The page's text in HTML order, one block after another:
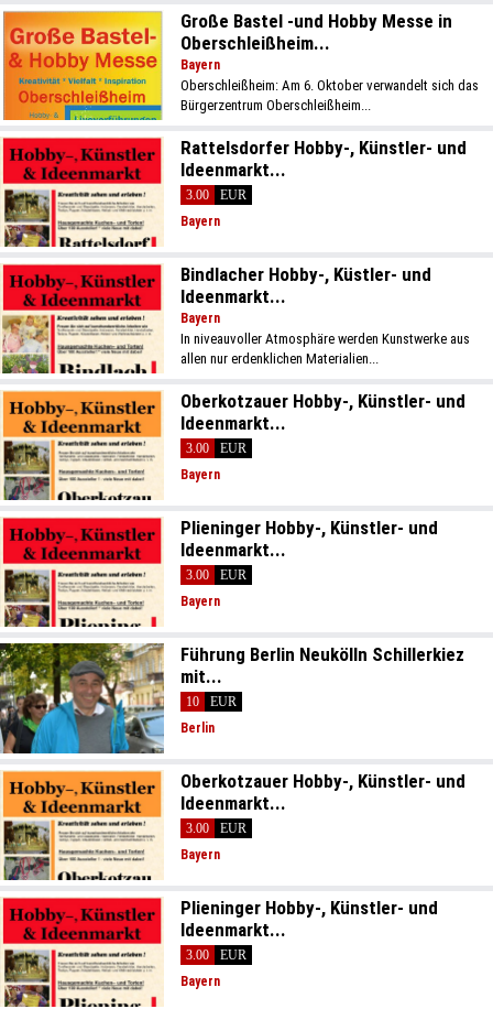
Große Bastel -und Hobby Messe in
Oberschleißheim...
Bayern
Oberschleißheim: Am 6. Oktober verwandelt sich das
Bürgerzentrum Oberschleißheim...
Rattelsdorfer Hobby-, Künstler- und
Ideenmarkt...
3.00
EUR
Bayern
Bindlacher Hobby-, Küstler- und
Ideenmarkt...
Bayern
In niveauvoller Atmosphäre werden Kunstwerke aus
allen nur erdenklichen Materialien...
Oberkotzauer Hobby-, Künstler- und
Ideenmarkt...
3.00
EUR
Bayern
Plieninger Hobby-, Künstler- und
Ideenmarkt...
3.00
EUR
Bayern
Führung Berlin Neukölln Schillerkiez
mit...
10
EUR
Berlin
Oberkotzauer Hobby-, Künstler- und
Ideenmarkt...
3.00
EUR
Bayern
Plieninger Hobby-, Künstler- und
Ideenmarkt...
3.00
EUR
Bayern